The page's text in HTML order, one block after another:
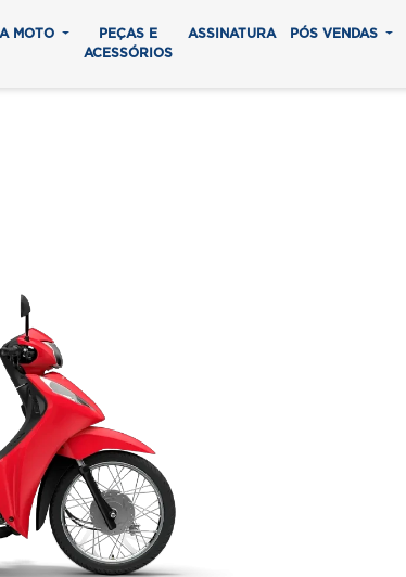
MOTO
PEÇAS E
ACESSÓRIOS
ASSINATURA PÓS VENDAS